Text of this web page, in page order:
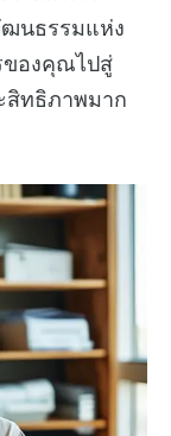
นธรรมแห่ง
ของคุณไปสู่
สิทธิภาพมาก